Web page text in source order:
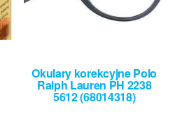
Okulary korekcyjne Polo
Ralph Lauren PH 2238
5612 (68014318)